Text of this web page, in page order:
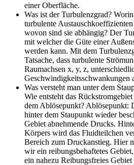
einer Oberfläche.
Was ist der Turbulenzgrad?
turbulente
wovon sind sie abhängig? Der
mit welcher die Güte einer
werden kann. Mit dem
Tatsache, dass turbulente
Raumachsen x, y, z,
Geschwindigkeitsschwankungen
Was versteht man unter dem
Wie entsteht das
dem Ablösepunkt? Ablösepunkt:
hinter dem Staupunkt wieder
Gebiet abnehmende Drucks.
Körpers wird das Fluidteilchen
Bereich zum Druckanstieg. Hier
wir ein reibungsbehaftetes
ein nahezu Reibungsfreies